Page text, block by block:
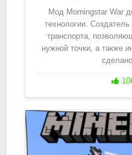
Мод Morningstar War
технологии.
транспорта,
нужной точки, а также